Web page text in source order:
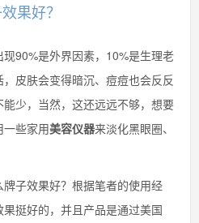
果好？
90%是外界因素，10%是生理老
皮肤会变得暗沉、痘痘也会反反
少，当然，这还远远不够，想要
些家用美容仪器来淡化黑眼圈、
子效果好？根据笔者的使用经
挺好的，并且产品是通过美国